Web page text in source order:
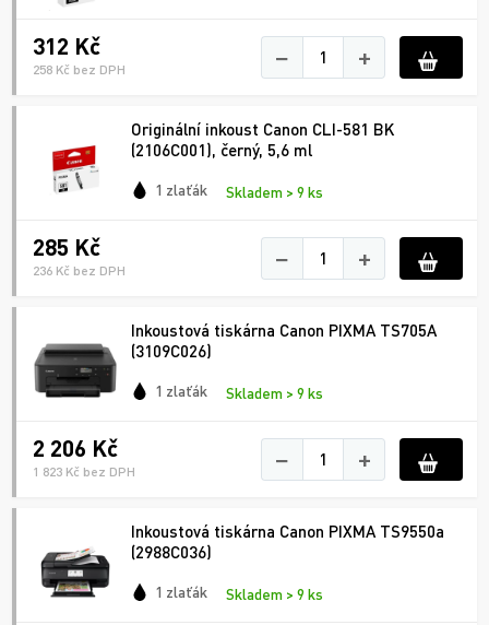
312 Kč
258 Kč bez DPH − +
Originální inkoust Canon CLI-581 BK
(2106C001), černý, 5,6 ml
1 zlaťák Skladem > 9 ks
285 Kč
236 Kč bez DPH − +
Inkoustová tiskárna Canon PIXMA TS705A
(3109C026)
1 zlaťák Skladem > 9 ks
2 206 Kč
1 823 Kč bez DPH − +
Inkoustová tiskárna Canon PIXMA TS9550a
(2988C036)
1 zlaťák Skladem > 9 ks